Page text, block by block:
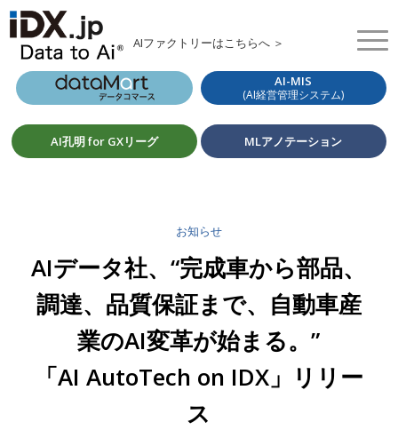
AIファクトリーはこちらへ ＞
AI-MIS
(AI経営管理システム)
AI孔明 for GXリーグ MLアノテーション
お知らせ
AIデータ社、“完成車から部品、
調達、品質保証まで、自動車産
業のAI変革が始まる。”
「AI AutoTech on IDX」リリー
ス